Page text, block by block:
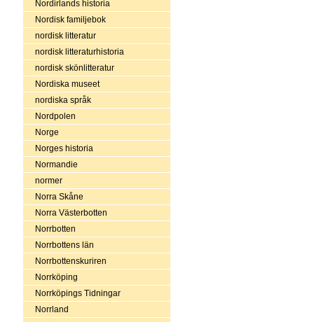
Nordirlands historia
Nordisk familjebok
nordisk litteratur
nordisk litteraturhistoria
nordisk skönlitteratur
Nordiska museet
nordiska språk
Nordpolen
Norge
Norges historia
Normandie
normer
Norra Skåne
Norra Västerbotten
Norrbotten
Norrbottens län
Norrbottenskuriren
Norrköping
Norrköpings Tidningar
Norrland